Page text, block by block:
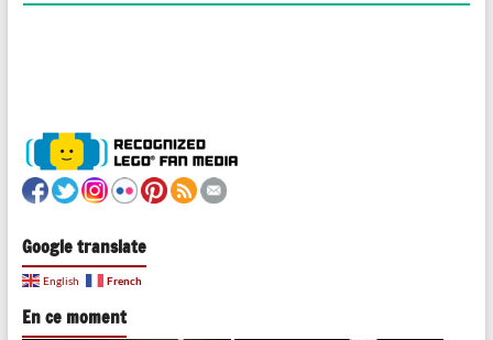
Google translate
English French
En ce moment